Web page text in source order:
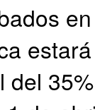
del